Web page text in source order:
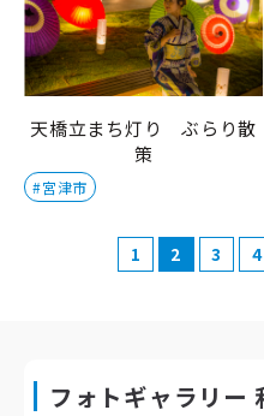
天橋立まち灯り ぶらり散
策
#宮津市
1 2 3 4
フォトギャラリー